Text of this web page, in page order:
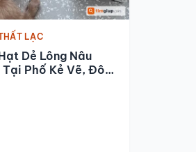
LẠC
Dẻ Lông Nâu
Phố Kẻ Vẽ, Đông